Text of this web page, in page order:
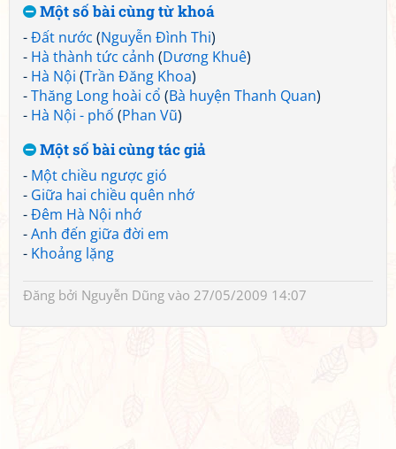
Một số bài cùng từ khoá
-Đất nước (Nguyễn Đình Thi)
- Hà thành tức cảnh (Dương Khuê)
- Hà Nội (Trần Đăng Khoa)
-Thăng Long hoài cổ (Bà huyện Thanh Quan)
- Hà Nội - phố (Phan Vũ)
Một số bài cùng tác giả
- Một chiều ngược gió
- Giữa hai chiều quên nhớ
-Đêm Hà Nội nhớ
-Anh đến giữa đời em
- Khoảng lặng
Đăng bởi Nguyễn Dũng vào 27/05/2009 14:07